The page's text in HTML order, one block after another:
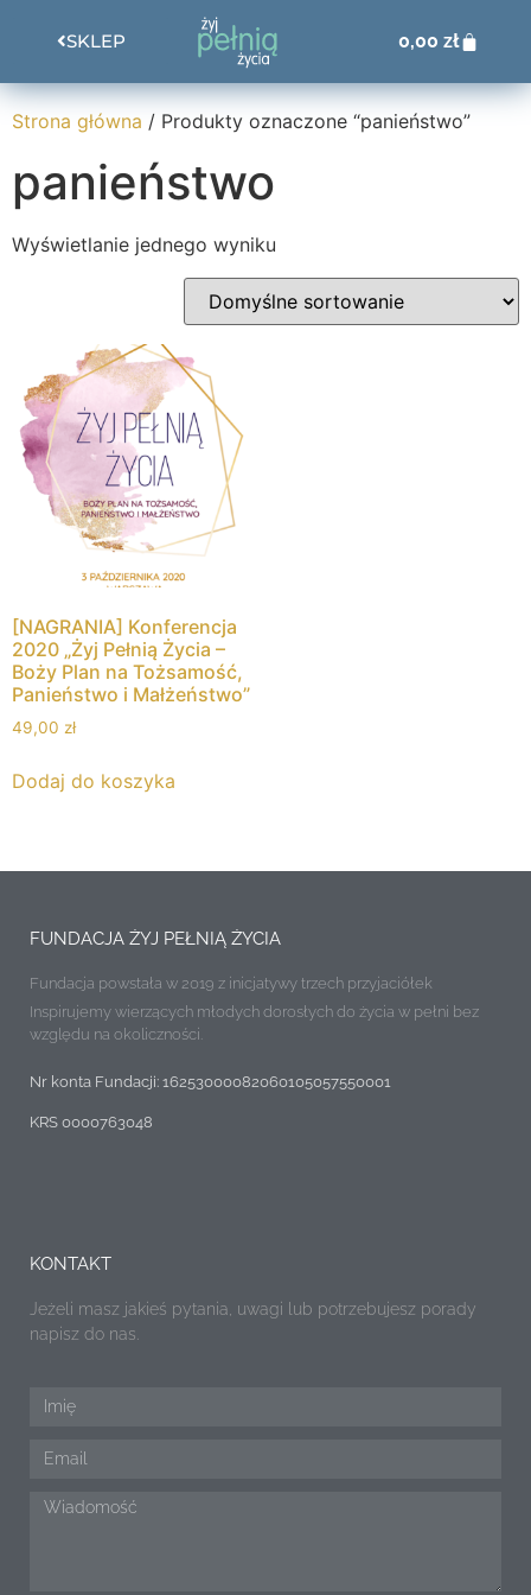
SKLEP 0,00 zł
Strona główna / Produkty oznaczone “panieństwo”
panieństwo
Wyświetlanie jednego wyniku
[NAGRANIA] Konferencja
2020 „Żyj Pełnią Życia –
Boży Plan na Tożsamość,
Panieństwo i Małżeństwo”
49,00 zł
Dodaj do koszyka
FUNDACJA ŻYJ PEŁNIĄ ŻYCIA
Fundacja powstała w 2019 z inicjatywy trzech przyjaciółek
Inspirujemy wierzących młodych dorosłych do życia w pełni bez
względu na okoliczności.
Nr konta Fundacji: 16253000082060105057550001
KRS 0000763048
KONTAKT
Jeżeli masz jakieś pytania, uwagi lub potrzebujesz porady
napisz do nas.